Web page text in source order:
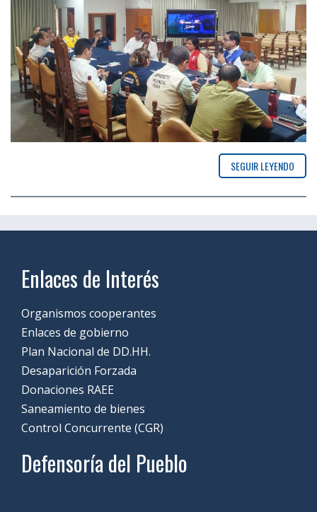
SEGUIR LEYENDO
Enlaces de Interés
Organismos cooperantes
Enlaces de gobierno
Plan Nacional de DD.HH.
Desaparición Forzada
Donaciones RAEE
Saneamiento de bienes
Control Concurrente (CGR)
Defensoría del Pueblo